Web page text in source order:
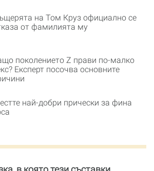
на Том Круз официално се
от фамилията му
поколението Z прави по-малко
Експерт посочва основните
най-добри прически за фина